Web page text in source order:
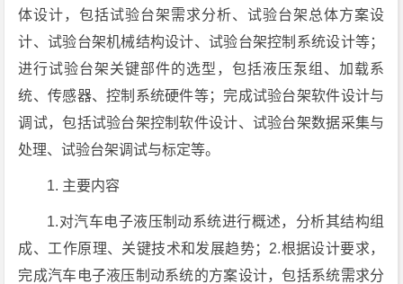
体设计，包括试验台架需求分析、试验台架总体方案设
计、试验台架机械结构设计、试验台架控制系统设计等；
进行试验台架关键部件的选型，包括液压泵组、加载系
统、传感器、控制系统硬件等；完成试验台架软件设计与
调试，包括试验台架控制软件设计、试验台架数据采集与
处理、试验台架调试与标定等。
1. 主要内容
1.对汽车电子液压制动系统进行概述，分析其结构组
成、工作原理、关键技术和发展趋势；2.根据设计要求，
完成汽车电子液压制动系统的方案设计，包括系统需求分